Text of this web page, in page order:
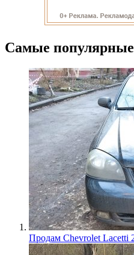
Самые
Продам Chevrolet Lacetti